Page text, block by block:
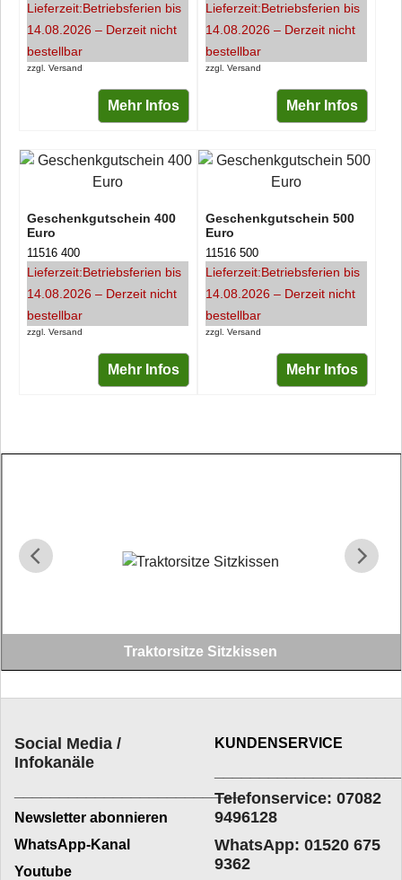
zzgl. Versand
Lieferzeit:Betriebsferien bis
14.08.2026 – Derzeit nicht
bestellbar
Mehr Infos
zzgl. Versand
Lieferzeit:Betriebsferien bis
14.08.2026 – Derzeit nicht
bestellbar
Mehr Infos
Geschenkgutschein 400
Euro
zzgl. Versand
11516 400
Lieferzeit:Betriebsferien bis
14.08.2026 – Derzeit nicht
bestellbar
Mehr Infos
Geschenkgutschein 500
Euro
zzgl. Versand
11516 500
Lieferzeit:Betriebsferien bis
14.08.2026 – Derzeit nicht
bestellbar
Mehr Infos
Traktorsitze Sitzkissen
Social Media /
Infokanäle
_________________________
Newsletter abonnieren
WhatsApp-Kanal
Youtube
KUNDENSERVICE
Telefonservice: 07082
9496128
WhatsApp: 01520 675
9362